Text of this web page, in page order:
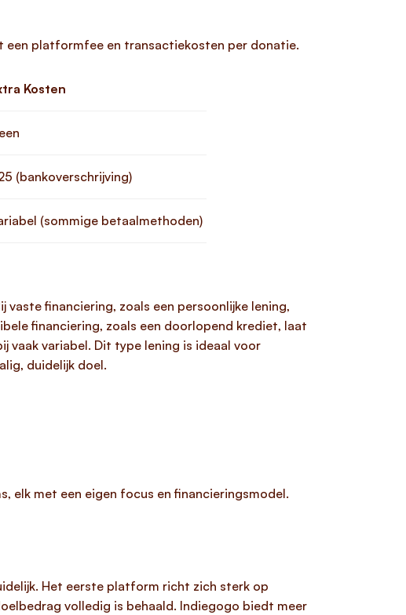
een platformfee en transactiekosten per donatie.
Kosten
(bankoverschrijving)
(sommige betaalmethoden)
financiering, zoals een persoonlijke lening,
financiering, zoals een doorlopend krediet, laat
vaak variabel. Dit type lening is ideaal voor
duidelijk doel.
elk met een eigen focus en financieringsmodel.
Het eerste platform richt zich sterk op
volledig is behaald. Indiegogo biedt meer